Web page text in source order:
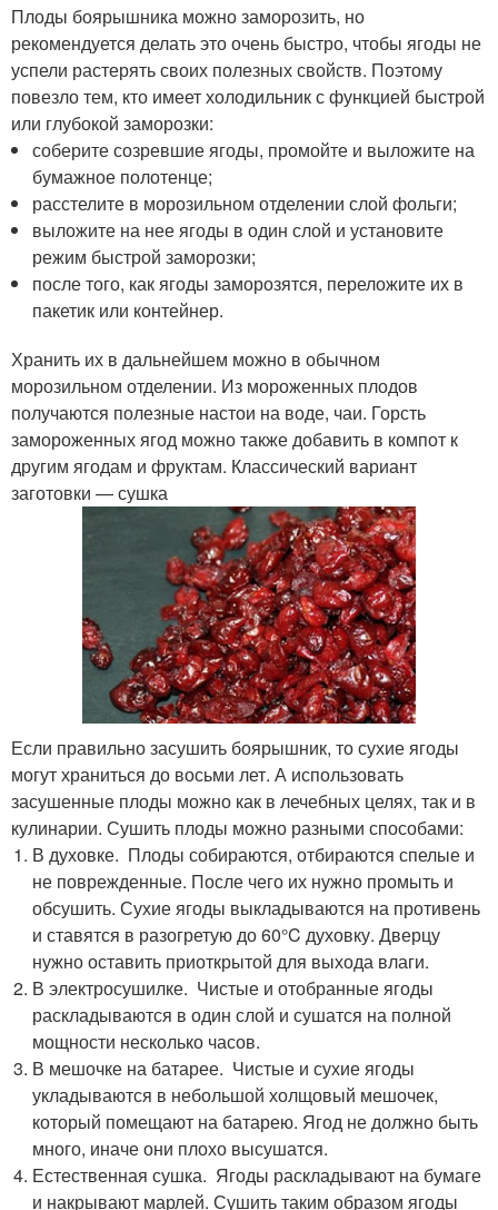
Плоды боярышника можно заморозить, но
рекомендуется делать это очень быстро, чтобы ягоды не
успели растерять своих полезных свойств. Поэтому
повезло тем, кто имеет холодильник с функцией быстрой
или глубокой заморозки:
соберите созревшие ягоды, промойте и выложите на
бумажное полотенце;
расстелите в морозильном отделении слой фольги;
выложите на нее ягоды в один слой и установите
режим быстрой заморозки;
после того, как ягоды заморозятся, переложите их в
пакетик или контейнер.
Хранить их в дальнейшем можно в обычном
морозильном отделении. Из мороженных плодов
получаются полезные настои на воде, чаи. Горсть
замороженных ягод можно также добавить в компот к
другим ягодам и фруктам. Классический вариант
заготовки — сушка
Если правильно засушить боярышник, то сухие ягоды
могут храниться до восьми лет. А использовать
засушенные плоды можно как в лечебных целях, так и в
кулинарии. Сушить плоды можно разными способами:
В духовке. Плоды собираются, отбираются спелые и
не поврежденные. После чего их нужно промыть и
обсушить. Сухие ягоды выкладываются на противень
и ставятся в разогретую до 60°C духовку. Дверцу
нужно оставить приоткрытой для выхода влаги.
В электросушилке. Чистые и отобранные ягоды
раскладываются в один слой и сушатся на полной
мощности несколько часов.
В мешочке на батарее. Чистые и сухие ягоды
укладываются в небольшой холщовый мешочек,
который помещают на батарею. Ягод не должно быть
много, иначе они плохо высушатся.
Естественная сушка. Ягоды раскладывают на бумаге
и накрывают марлей. Сушить таким образом ягоды